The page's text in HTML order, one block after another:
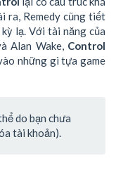
ra, Remedy cũng tiết
lạ. Với tài năng của
Alan Wake, Control
những gì tựa game
do bạn chưa
tài khoản).